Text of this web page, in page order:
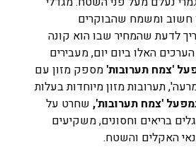
חשוב ומשמח שהבוקרים
לדעת שהמחיר שבו הוא קונה
האלו ביום יום, מעבירים
'צמח תערובות' מספק מזון עם
תערובות מזון מיוחדות בעלות
'צמח תערובות',שחרט על
בריאים וחסונים, משקיעים
האקלים והשטח.